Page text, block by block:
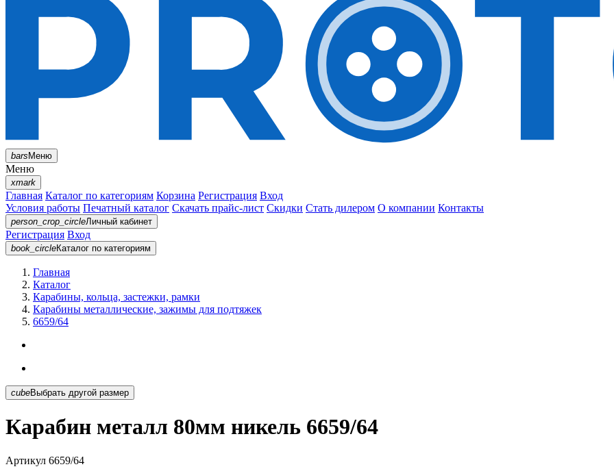
barsМеню
Меню
xmark
Главная Каталог по категориям Корзина Регистрация Вход
Условия работы Печатный каталог Скачать прайс-лист Скидки Стать дилером О компании Контакты
person_crop_circleЛичный кабинет
Регистрация Вход
book_circleКаталог по категориям
Главная
Каталог
Карабины, кольца, застежки, рамки
Карабины металлические, зажимы для подтяжек
6659/64
cubeВыбрать другой размер
Карабин металл 80мм никель 6659/64
Артикул 6659/64